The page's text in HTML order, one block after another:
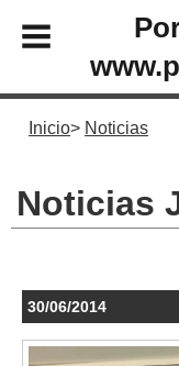
Inicio Noticias
Noticias
30/06/2014